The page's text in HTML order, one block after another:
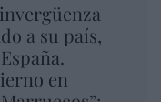
a su país,
en